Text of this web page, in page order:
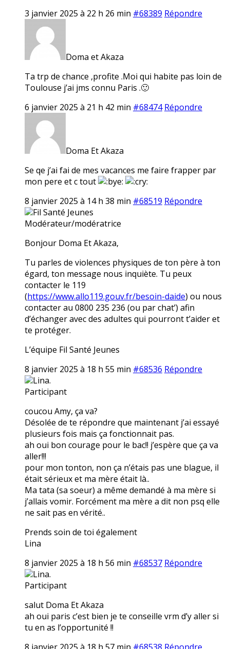
3 janvier 2025 à 22 h 26 min #68389 Répondre
Doma et Akaza
Ta trp de chance ,profite .Moi qui habite pas loin de
Toulouse j’ai jms connu Paris .🙂
6 janvier 2025 à 21 h 42 min #68474 Répondre
Doma Et Akaza
Se qe j’ai fai de mes vacances me faire frapper par
mon pere et c tout
8 janvier 2025 à 14 h 38 min #68519 Répondre
Fil Santé Jeunes
Modérateur/modératrice
Bonjour Doma Et Akaza,
Tu parles de violences physiques de ton père à ton
égard, ton message nous inquiète. Tu peux
contacter le 119
(https://www.allo119.gouv.fr/besoin-daide) ou nous
contacter au 0800 235 236 (ou par chat’) afin
d’échanger avec des adultes qui pourront t’aider et
te protéger.
L’équipe Fil Santé Jeunes
8 janvier 2025 à 18 h 55 min #68536 Répondre
Lina.
Participant
coucou Amy, ça va?
Désolée de te répondre que maintenant j’ai essayé
plusieurs fois mais ça fonctionnait pas.
ah oui bon courage pour le bac!! j’espère que ça va
aller!!!
pour mon tonton, non ça n’étais pas une blague, il
était sérieux et ma mère était là..
Ma tata (sa soeur) a même demandé à ma mère si
j’allais vomir. Forcément ma mère a dit non psq elle
ne sait pas en vérité..
Prends soin de toi également
Lina
8 janvier 2025 à 18 h 56 min #68537 Répondre
Lina.
Participant
salut Doma Et Akaza
ah oui paris c’est bien je te conseille vrm d’y aller si
tu en as l’opportunité !!